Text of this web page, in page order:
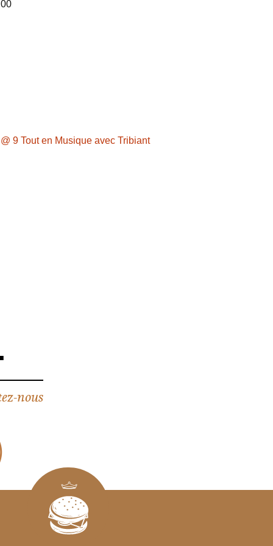
9 Tout en Musique avec Tribiant
nous